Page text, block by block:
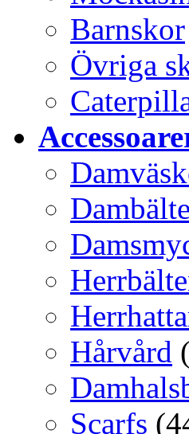
Barnskor
Övriga
Hårvård
Scarfs